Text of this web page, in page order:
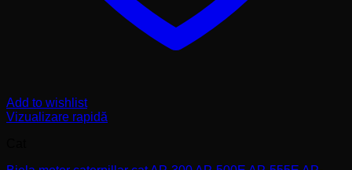
Add to wishlist
Vizualizare rapidă